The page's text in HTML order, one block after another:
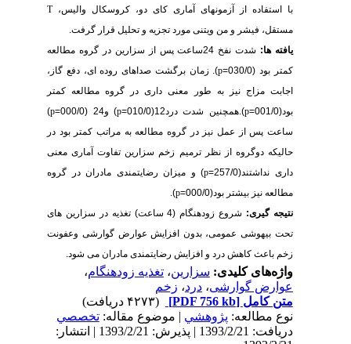
با استفاده از آزمونهای آماری کای دو، کروسکال والیس، T
مستقل، فیشر و من ویتنی مورد تجزیه و تحلیل قرار گرفت.
شدت نفخ 24ساعت پس از سزارین در گروه مطالعه
p). زمان برگشت صداهای روده ای، دفع گاز،
اجابت مزاج نیز به طور معنی داری در گروه مطالعه کمتر
p).همچنین شدت درد12(010/0= p) و24 (000/0= p
)
ساعت پس از عمل نیز در گروه مطالعه به مراتب کمتر بود در
حالیکه دوگروه از نظر ترمیم زخم سزارین تفاوت آماری معنی
داری نداشتند(257/0=
p) و میزان رضایتمندی مادران در گروه
مطالعه نیز بیشتر بود(000/0=
p
).
نتیجه گیری:
شروع زودهنگام (4 ساعت) تغذیه در سزارین های
تحت بیهوشی عمومی، بدون افزایش عوارض گوارشی وعفونت
زخم باعث کاهش درد و افزایش رضایتمندی مادران می شود.
واژه‌های کلیدی:سزارین ،تغذیه زودهنگام ،
عوارض گوارشی ،درد،زخم
متن کامل[PDF 756 kb]
(۴۲۷۳ دریافت)
نوع مطالعه:پژوهشي| موضوع مقاله:تخصصي
دریافت: 1393/2/21 | پذیرش: 1393/2/21 | انتشار: